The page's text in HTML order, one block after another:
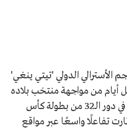
الأسترالي الدولي 'تيتي ينغي'
أيام من مواجهة منتخب بلاده
المرتقبة أمام منتخب مصر في دور الـ32 من بطولة كأس
خطوة أثارت تفاعلًا واسعًا عبر مواقع